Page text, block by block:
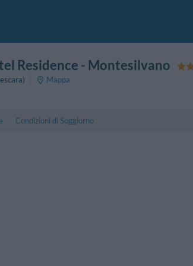
Residence - Montesilvano
Mappa
Condizioni di Soggiorno